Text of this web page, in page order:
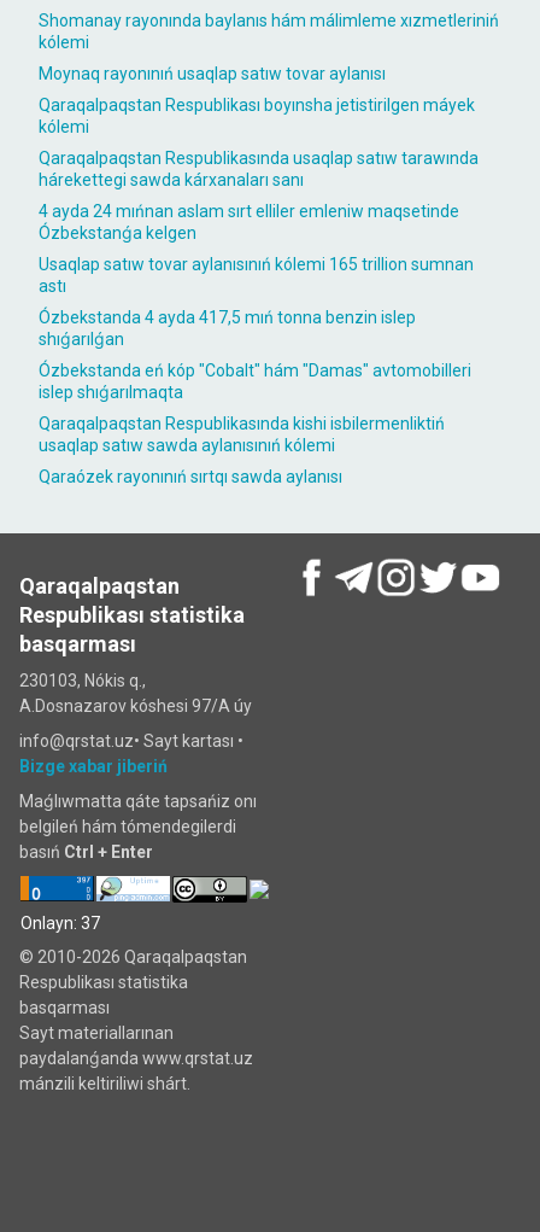
Shomanay rayonında baylanıs hám málimleme xızmetleriniń
kólemi
Moynaq rayonınıń usaqlap satıw tovar aylanısı
Qaraqalpaqstan Respublikası boyınsha jetistirilgen máyek
kólemi
Qaraqalpaqstan Respublikasında usaqlap satıw tarawında
hárekettegi sawda kárxanaları sanı
4 ayda 24 mıńnan aslam sırt elliler emleniw maqsetinde
Ózbekstanǵa kelgen
Usaqlap satıw tovar aylanısınıń kólemi 165 trillion sumnan
astı
Ózbekstanda 4 ayda 417,5 mıń tonna benzin islep
shıǵarılǵan
Ózbekstanda eń kóp "Cobalt" hám "Damas" avtomobilleri
islep shıǵarılmaqta
Qaraqalpaqstan Respublikasında kishi isbilermenliktiń
usaqlap satıw sawda aylanısınıń kólemi
Qaraózek rayonınıń sırtqı sawda aylanısı
Qaraqalpaqstan
Respublikası statistika
basqarması
230103, Nókis q.,
A.Dosnazarov kóshesi 97/A úy
info@qrstat.uz• Sayt kartası •
Bizge xabar jiberiń
Maǵlıwmatta qáte tapsańiz onı
belgileń hám tómendegilerdi
basıń Ctrl + Enter
Onlayn: 37
© 2010-2026 Qaraqalpaqstan
Respublikası statistika
basqarması
Sayt materiallarınan
paydalanǵanda www.qrstat.uz
mánzili keltiriliwi shárt.